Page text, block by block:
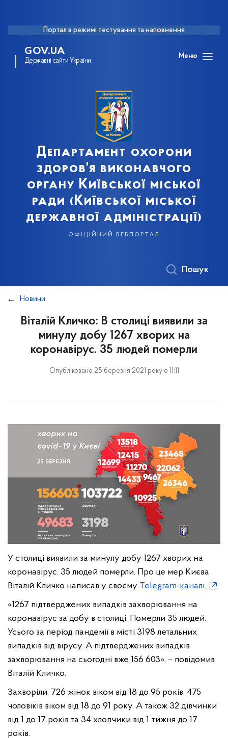
Портал в режимі тестування та наповнення
GOV.UA
Державні сайти України
Меню
Департамент охорони
здоров'я виконавчого
органу Київської міської
ради (Київської міської
державної адміністрації)
офіційний вебпортал
Пошук
Новини
Віталій Кличко: В столиці виявили за
минулу добу 1267 хворих на
коронавірус. 35 людей померли
Опубліковано 25 березня 2021 року о 11:11
У столиці виявили за минулу добу 1267 хворих на
коронавірус. 35 людей померли. Про це мер Києва
Віталій Кличко написав у своєму Telegram-каналі.
«1267 підтверджених випадків захворювання на
коронавірус за добу в столиці. Померли 35 людей.
Усього за період пандемії в місті 3198 летальних
випадків від вірусу. А підтверджених випадків
захворювання на сьогодні вже 156 603», – повідомив
Віталій Кличко.
Захворіли: 726 жінок віком від 18 до 95 років, 475
чоловіків віком від 18 до 91 року. А також 32 дівчинки
від 1 до 17 років та 34 хлопчики від 1 тижня до 17
років.